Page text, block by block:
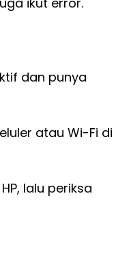
dan punya
atau Wi-Fi di
lalu periksa